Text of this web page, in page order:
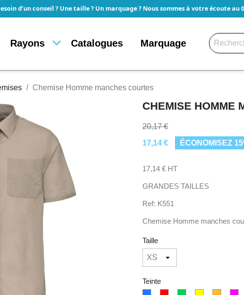
d’un conseil ? Une taille ? Un marquage ? Nous sommes à votre écoute au
Rayons Catalogues Marquage
Chemise Homme manches courtes
CHEMISE HOMME
20,17 €
17,14 €
ÉCONOMISEZ
17,14 € HT
GRANDES TAILLES
Ref: K551
Chemise Homme manches
Taille
Teinte